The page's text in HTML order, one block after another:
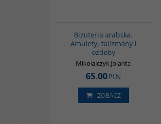
Biżuteria arabska.
Amulety, talizmany i
ozdoby
Mikołajczyk Jolanta
65.00PLN
ZOBACZ